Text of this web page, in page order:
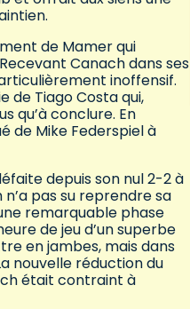
de Mamer qui
Canach dans ses
inoffensif.
de Tiago Costa qui,
qu’à conclure. En
de Mike Federspiel à
depuis son nul 2-2 à
pas su reprendre sa
remarquable phase
de jeu d’un superbe
en jambes, mais dans
nouvelle réduction du
était contraint à